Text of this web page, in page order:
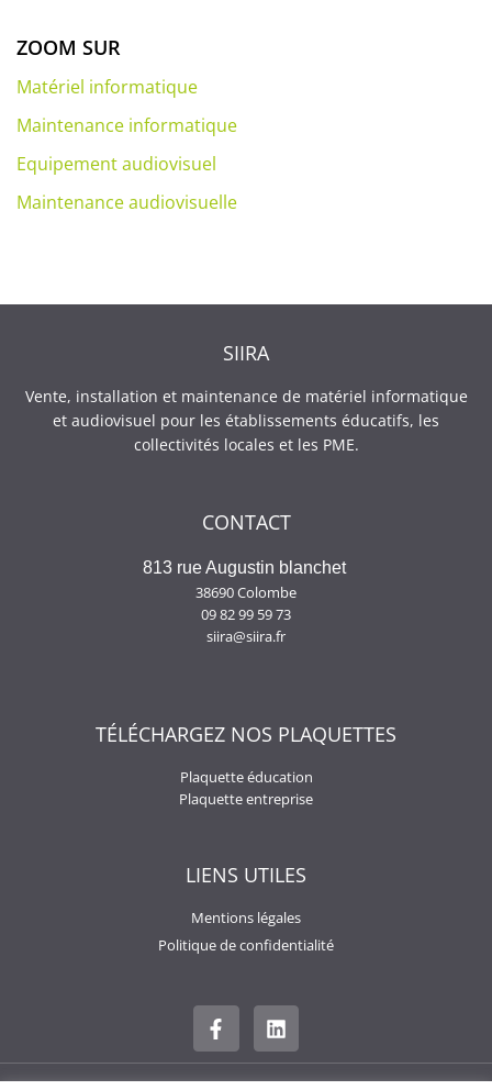
ZOOM SUR
Matériel informatique
Maintenance informatique
Equipement audiovisuel
Maintenance audiovisuelle
SIIRA
Vente, installation et maintenance de matériel informatique
et audiovisuel pour les établissements éducatifs, les
collectivités locales et les PME.
CONTACT
813 rue Augustin blanchet
38690 Colombe
09 82 99 59 73
siira@siira.fr
TÉLÉCHARGEZ NOS PLAQUETTES
Plaquette éducation
Plaquette entreprise
LIENS UTILES
Mentions légales
Politique de confidentialité